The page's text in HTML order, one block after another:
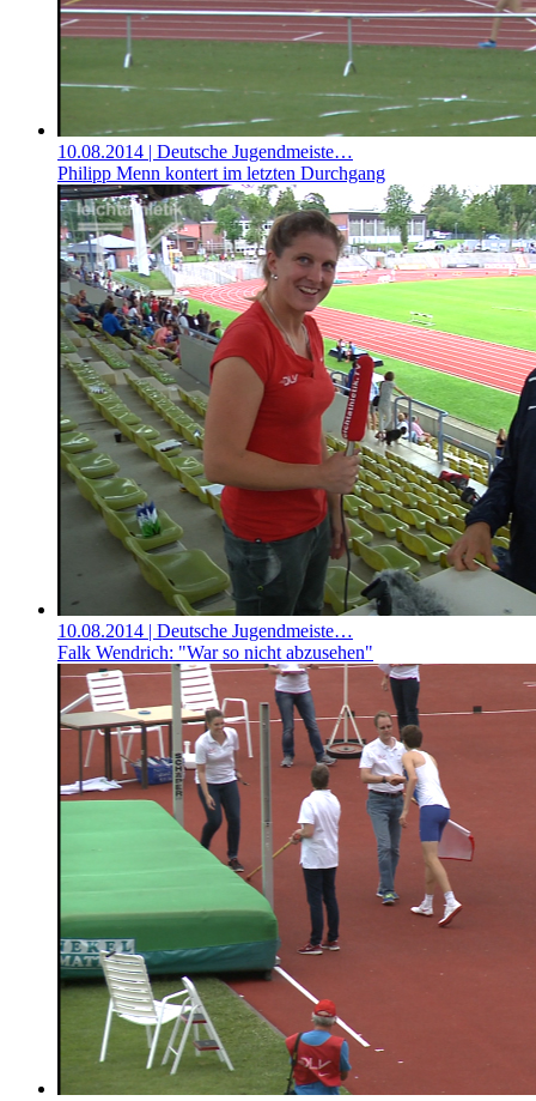
10.08.2014 | Deutsche Jugendmeiste…
Philipp Menn kontert im letzten Durchgang
10.08.2014 | Deutsche Jugendmeiste…
Falk Wendrich: "War so nicht abzusehen"